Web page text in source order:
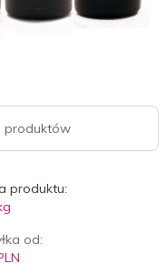
produktów
produktu:
od: